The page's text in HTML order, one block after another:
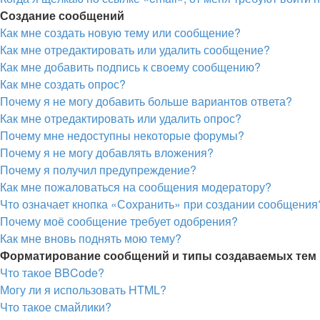
Создание сообщений
Как мне создать новую тему или сообщение?
Как мне отредактировать или удалить сообщение?
Как мне добавить подпись к своему сообщению?
Как мне создать опрос?
Почему я не могу добавить больше вариантов ответа?
Как мне отредактировать или удалить опрос?
Почему мне недоступны некоторые форумы?
Почему я не могу добавлять вложения?
Почему я получил предупреждение?
Как мне пожаловаться на сообщения модератору?
Что означает кнопка «Сохранить» при создании
Почему моё сообщение требует одобрения?
Как мне вновь поднять мою тему?
Форматирование сообщений и типы создаваемых тем
Что такое BBCode?
Могу ли я использовать HTML?
Что такое смайлики?